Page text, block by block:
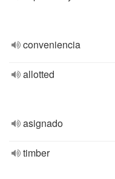
conveniencia
allotted
asignado
timber